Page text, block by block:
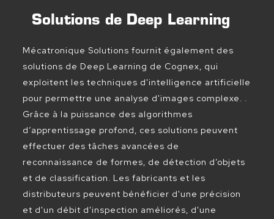
Solutions de Deep Learning
Mécatronique Solutions fournit également des
solutions de Deep Learning de Cognex, qui
exploitent les techniques d'intelligence artificielle
pour permettre une analyse d'images complexe. .
Grâce à la puissance des algorithmes
d’apprentissage profond, ces solutions peuvent
effectuer des tâches avancées de
reconnaissance de formes, de détection d’objets
et de classification. Les fabricants et les
distributeurs peuvent bénéficier d'une précision
et d'un débit d'inspection améliorés, d'une